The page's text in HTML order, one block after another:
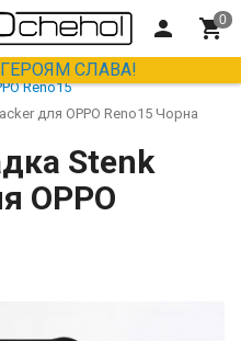
ГЕРОЯМ СЛАВА!
Reno15
для OPPO Reno15 Чорна
Stenk
OPPO